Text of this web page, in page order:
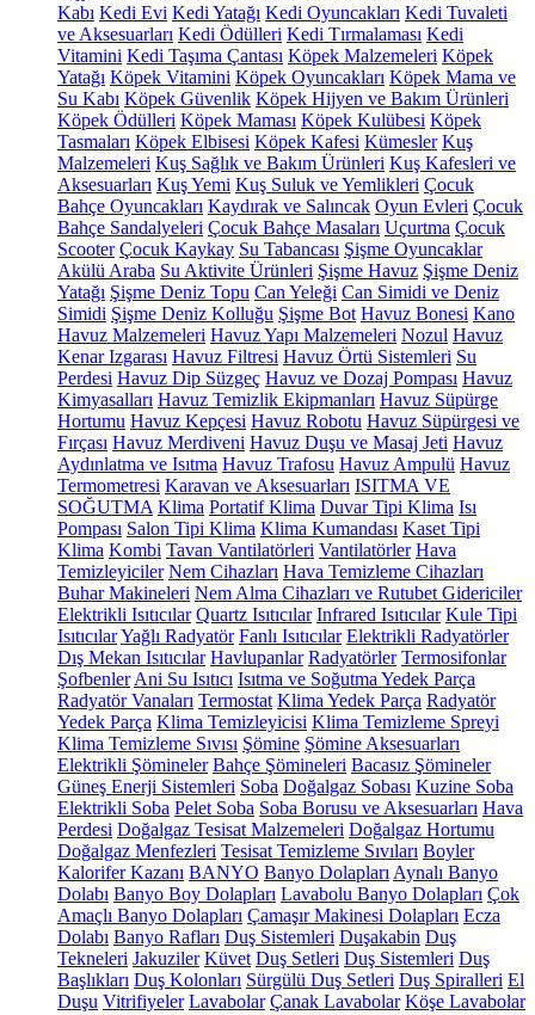
Kabı Kedi Evi Kedi Yatağı Kedi Oyuncakları Kedi Tuvaleti
ve Aksesuarları Kedi Ödülleri Kedi Tırmalaması Kedi
Vitamini Kedi Taşıma Çantası Köpek Malzemeleri Köpek
Yatağı Köpek Vitamini Köpek Oyuncakları Köpek Mama ve
Su Kabı Köpek Güvenlik Köpek Hijyen ve Bakım Ürünleri
Köpek Ödülleri Köpek Maması Köpek Kulübesi Köpek
Tasmaları Köpek Elbisesi Köpek Kafesi Kümesler Kuş
Malzemeleri Kuş Sağlık ve Bakım Ürünleri Kuş Kafesleri ve
Aksesuarları Kuş Yemi Kuş Suluk ve Yemlikleri Çocuk
Bahçe Oyuncakları Kaydırak ve Salıncak Oyun Evleri Çocuk
Bahçe Sandalyeleri Çocuk Bahçe Masaları Uçurtma Çocuk
Scooter Çocuk Kaykay Su Tabancası Şişme Oyuncaklar
Akülü Araba Su Aktivite Ürünleri Şişme Havuz Şişme Deniz
Yatağı Şişme Deniz Topu Can Yeleği Can Simidi ve Deniz
Simidi Şişme Deniz Kolluğu Şişme Bot Havuz Bonesi Kano
Havuz Malzemeleri Havuz Yapı Malzemeleri Nozul Havuz
Kenar Izgarası Havuz Filtresi Havuz Örtü Sistemleri Su
Perdesi Havuz Dip Süzgeç Havuz ve Dozaj Pompası Havuz
Kimyasalları Havuz Temizlik Ekipmanları Havuz Süpürge
Hortumu Havuz Kepçesi Havuz Robotu Havuz Süpürgesi ve
Fırçası Havuz Merdiveni Havuz Duşu ve Masaj Jeti Havuz
Aydınlatma ve Isıtma Havuz Trafosu Havuz Ampulü Havuz
Termometresi Karavan ve Aksesuarları ISITMA VE
SOĞUTMA Klima Portatif Klima Duvar Tipi Klima Isı
Pompası Salon Tipi Klima Klima Kumandası Kaset Tipi
Klima Kombi Tavan Vantilatörleri Vantilatörler Hava
Temizleyiciler Nem Cihazları Hava Temizleme Cihazları
Buhar Makineleri Nem Alma Cihazları ve Rutubet Gidericiler
Elektrikli Isıtıcılar Quartz Isıtıcılar Infrared Isıtıcılar Kule Tipi
IsıtıcılarYağlı Radyatör Fanlı Isıtıcılar Elektrikli Radyatörler
Dış Mekan Isıtıcılar Havlupanlar Radyatörler Termosifonlar
Şofbenler Ani Su Isıtıcı Isıtma ve Soğutma Yedek Parça
Radyatör Vanaları Termostat Klima Yedek Parça Radyatör
Yedek Parça Klima Temizleyicisi Klima Temizleme Spreyi
Klima Temizleme Sıvısı Şömine Şömine Aksesuarları
Elektrikli Şömineler Bahçe Şömineleri Bacasız Şömineler
Güneş Enerji Sistemleri Soba Doğalgaz Sobası Kuzine Soba
Elektrikli Soba Pelet Soba Soba Borusu ve Aksesuarları Hava
Perdesi Doğalgaz Tesisat Malzemeleri Doğalgaz Hortumu
Doğalgaz Menfezleri Tesisat Temizleme Sıvıları Boyler
Kalorifer Kazanı BANYO Banyo Dolapları Aynalı Banyo
Dolabı Banyo Boy Dolapları Lavabolu Banyo Dolapları Çok
Amaçlı Banyo Dolapları Çamaşır Makinesi Dolapları Ecza
Dolabı Banyo Rafları Duş Sistemleri Duşakabin Duş
Tekneleri Jakuziler Küvet Duş Setleri Duş Sistemleri Duş
Başlıkları Duş Kolonları Sürgülü Duş Setleri Duş Spiralleri El
Duşu Vitrifiyeler Lavabolar Çanak Lavabolar Köşe Lavabolar